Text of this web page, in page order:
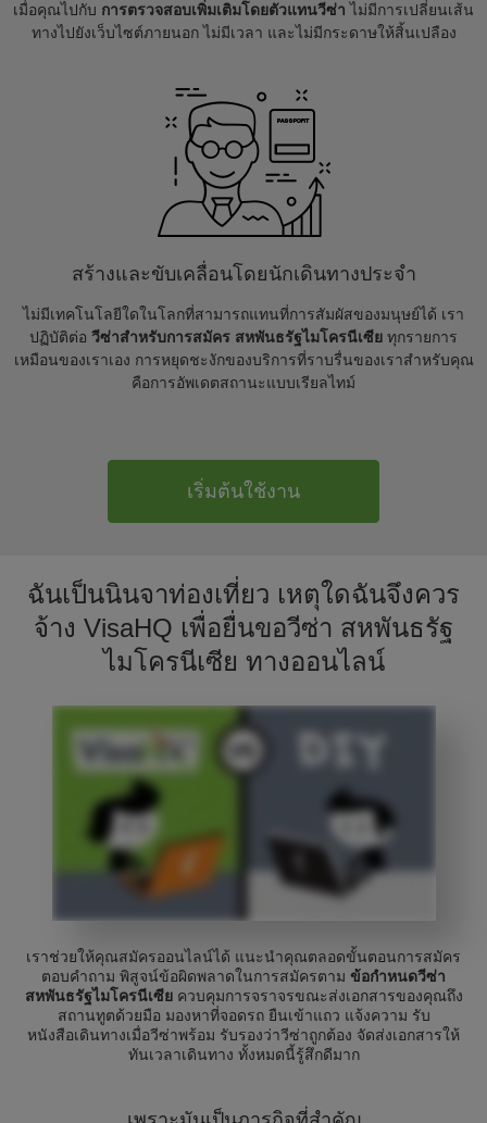
เมื่อคุณไปกับ การตรวจสอบเพิ่มเติมโดยตัวแทนวีซ่า ไม่มีการเปลี่ยนเส้น
ทางไปยังเว็บไซต์ภายนอก ไม่มีเวลา และไม่มีกระดาษให้สิ้นเปลือง
สร้างและขับเคลื่อนโดยนักเดินทางประจำ
ไม่มีเทคโนโลยีใดในโลกที่สามารถแทนที่การสัมผัสของมนุษย์ได้ เรา
ปฏิบัติต่อ วีซ่าสำหรับการสมัคร สหพันธรัฐไมโครนีเซีย ทุกรายการ
เหมือนของเราเอง การหยุดชะงักของบริการที่ราบรื่นของเราสำหรับคุณ
คือการอัพเดตสถานะแบบเรียลไทม์
เริ่มต้นใช้งาน
ฉันเป็นนินจาท่องเที่ยว เหตุใดฉันจึงควร
จ้าง VisaHQ เพื่อยื่นขอวีซ่า สหพันธรัฐ
ไมโครนีเซีย ทางออนไลน์
เราช่วยให้คุณสมัครออนไลน์ได้ แนะนำคุณตลอดขั้นตอนการสมัคร
ตอบคำถาม พิสูจน์ข้อผิดพลาดในการสมัครตาม ข้อกำหนดวีซ่า
สหพันธรัฐไมโครนีเซียควบคุมการจราจรขณะส่งเอกสารของคุณถึง
สถานทูตด้วยมือ มองหาที่จอดรถ ยืนเข้าแถว แจ้งความ รับ
หนังสือเดินทางเมื่อวีซ่าพร้อม รับรองว่าวีซ่าถูกต้อง จัดส่งเอกสารให้
ทันเวลาเดินทาง ทั้งหมดนี้รู้สึกดีมาก